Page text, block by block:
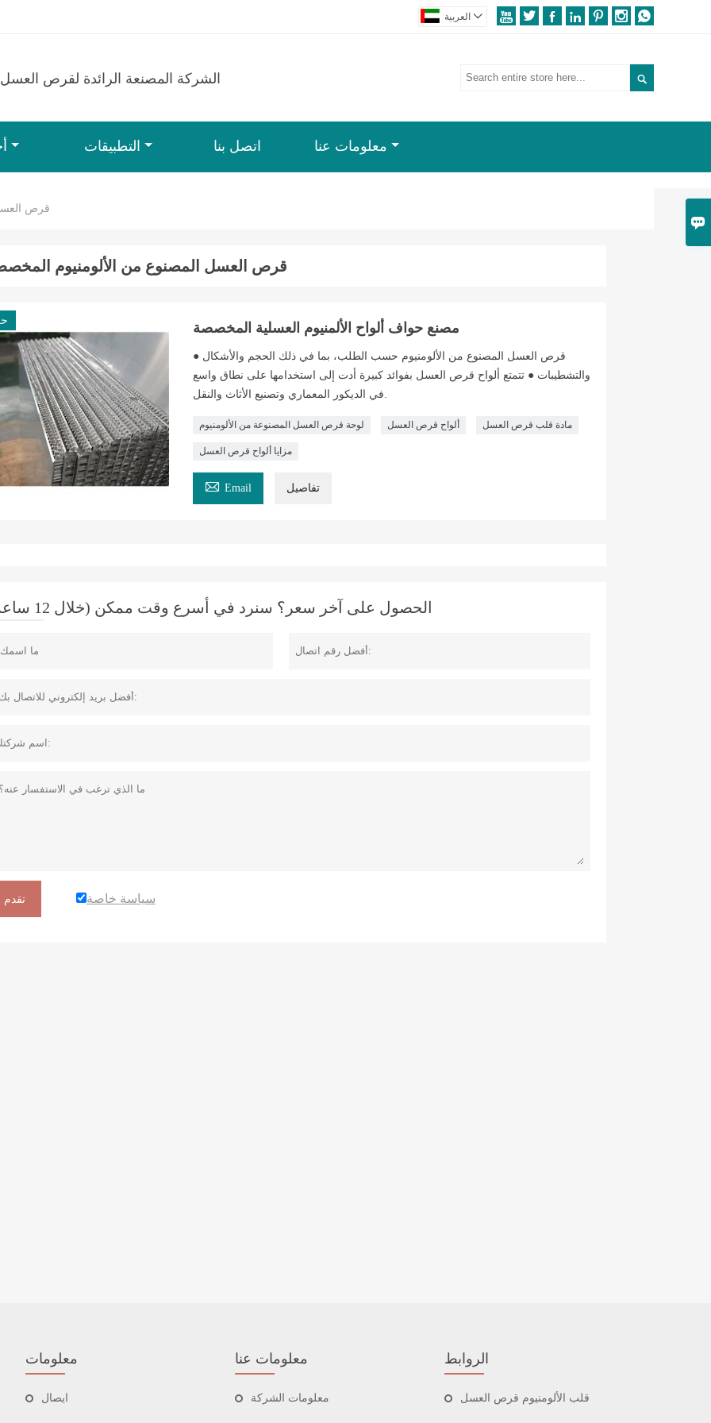

       العربية 
الشركة المصنعة الرائدة لقرص 
التطبيقات اتصل بنا معلومات عنا
قرص
قرص العسل المصنوع من الألومنيوم
مصنع حواف ألواح الألمنيوم العسلية المخصصة
● قرص العسل المصنوع من الألومنيوم حسب الطلب، بما في ذلك الحجم والأشكال
والتشطيبات ● تتمتع ألواح قرص العسل بفوائد كبيرة أدت إلى استخدامها على نطاق واسع
في الديكور المعماري وتصنيع الأثاث والنقل.
لوحة قرص العسل المصنوعة من الألومنيوم ألواح قرص العسل مادة قلب قرص العسل
مزايا ألواح قرص العسل
 Email تفاصيل
الحصول على آخر سعر؟ سنرد في أسرع وقت ممكن (خلال 12 ساعة)
تقدم سياسة خاصة
معلومات
ايصال
معلومات عنا
معلومات الشركة
الروابط
قلب الألومنيوم قرص العسل